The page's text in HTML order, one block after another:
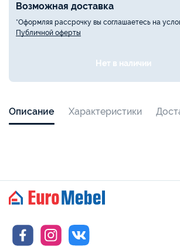
Возможная доставка
*Оформляя рассрочку вы соглашаетесь на
Публичной оферты
Нет в наличии
Описание Характеристики